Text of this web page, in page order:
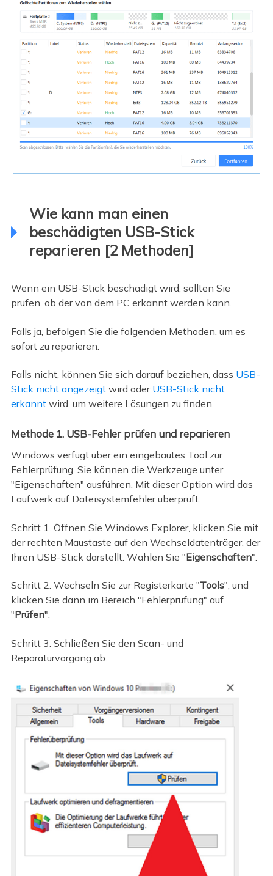
Wie kann man einen
beschädigten USB-Stick
reparieren [2 Methoden]
Wenn ein USB-Stick beschädigt wird, sollten Sie
prüfen, ob der von dem PC erkannt werden kann.
Falls ja, befolgen Sie die folgenden Methoden, um es
sofort zu reparieren.
Falls nicht, können Sie sich darauf beziehen, dass USB-
Stick nicht angezeigtwird oder USB-Stick nicht
erkanntwird, um weitere Lösungen zu finden.
Methode 1. USB-Fehler prüfen und reparieren
Windows verfügt über ein eingebautes Tool zur
Fehlerprüfung. Sie können die Werkzeuge unter
"Eigenschaften" ausführen. Mit dieser Option wird das
Laufwerk auf Dateisystemfehler überprüft.
Schritt 1. Öffnen Sie Windows Explorer, klicken Sie mit
der rechten Maustaste auf den Wechseldatenträger, der
Ihren USB-Stick darstellt. Wählen Sie "Eigenschaften".
Schritt 2. Wechseln Sie zur Registerkarte "Tools", und
klicken Sie dann im Bereich "Fehlerprüfung" auf
"Prüfen".
Schritt 3. Schließen Sie den Scan- und
Reparaturvorgang ab.